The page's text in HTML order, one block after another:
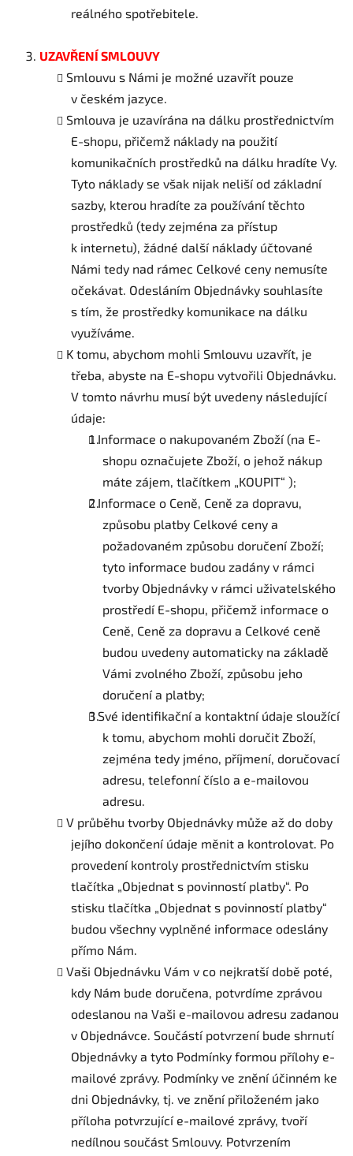
reálného spotřebitele.
UZAVŘENÍ SMLOUVY
Smlouvu s Námi je možné uzavřít pouze
v českém jazyce.
Smlouva je uzavírána na dálku prostřednictvím
E-shopu, přičemž náklady na použití
komunikačních prostředků na dálku hradíte Vy.
Tyto náklady se však nijak neliší od základní
sazby, kterou hradíte za používání těchto
prostředků (tedy zejména za přístup
k internetu), žádné další náklady účtované
Námi tedy nad rámec Celkové ceny nemusíte
očekávat. Odesláním Objednávky souhlasíte
s tím, že prostředky komunikace na dálku
využíváme.
K tomu, abychom mohli Smlouvu uzavřít, je
třeba, abyste na E-shopu vytvořili Objednávku.
V tomto návrhu musí být uvedeny následující
údaje:
Informace o nakupovaném Zboží (na E-
shopu označujete Zboží, o jehož nákup
máte zájem, tlačítkem „KOUPIT“ );
Informace o Ceně, Ceně za dopravu,
způsobu platby Celkové ceny a
požadovaném způsobu doručení Zboží;
tyto informace budou zadány v rámci
tvorby Objednávky v rámci uživatelského
prostředí E-shopu, přičemž informace o
Ceně, Ceně za dopravu a Celkové ceně
budou uvedeny automaticky na základě
Vámi zvolného Zboží, způsobu jeho
doručení a platby;
Své identifikační a kontaktní údaje sloužící
k tomu, abychom mohli doručit Zboží,
zejména tedy jméno, příjmení, doručovací
adresu, telefonní číslo a e-mailovou
adresu.
V průběhu tvorby Objednávky může až do doby
jejího dokončení údaje měnit a kontrolovat. Po
provedení kontroly prostřednictvím stisku
tlačítka „Objednat s povinností platby“. Po
stisku tlačítka „Objednat s povinností platby“
budou všechny vyplněné informace odeslány
přímo Nám.
Vaši Objednávku Vám v co nejkratší době poté,
kdy Nám bude doručena, potvrdíme zprávou
odeslanou na Vaši e-mailovou adresu zadanou
v Objednávce. Součástí potvrzení bude shrnutí
Objednávky a tyto Podmínky formou přílohy e-
mailové zprávy. Podmínky ve znění účinném ke
dni Objednávky, tj. ve znění přiloženém jako
příloha potvrzující e-mailové zprávy, tvoří
nedílnou součást Smlouvy. Potvrzením